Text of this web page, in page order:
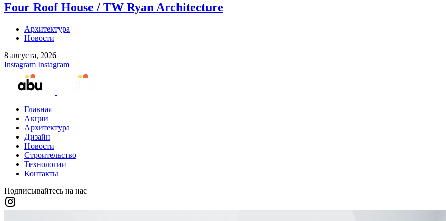
Four Roof House / TW Ryan Architecture
Архитектура
Новости
8 августа, 2026
Instagram Instagram
Главная
Акции
Архитектура
Дизайн
Новости
Строительство
Технологии
Контакты
Подписывайтесь на нас